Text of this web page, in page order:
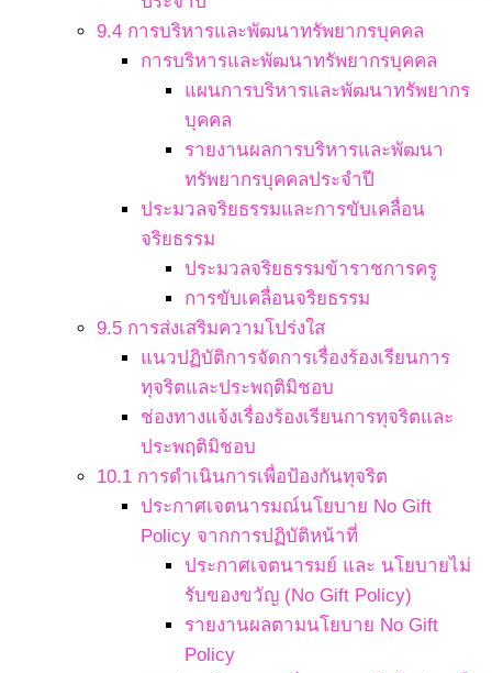
9.4 การบริหารและพัฒนาทรัพยากรบุคคล
การบริหารและพัฒนาทรัพยากรบุคคล
แผนการบริหารและพัฒนาทรัพยากร
บุคคล
รายงานผลการบริหารและพัฒนา
ทรัพยากรบุคคลประจำปี
ประมวลจริยธรรมและการขับเคลื่อน
จริยธรรม
ประมวลจริยธรรมข้าราชการครู
การขับเคลื่อนจริยธรรม
9.5 การส่งเสริมความโปร่งใส
แนวปฏิบัติการจัดการเรื่องร้องเรียนการ
ทุจริตและประพฤติมิชอบ
ช่องทางแจ้งเรื่องร้องเรียนการทุจริตและ
ประพฤติมิชอบ
10.1 การดำเนินการเพื่อป้องกันทุจริต
ประกาศเจตนารมณ์นโยบาย No Gift
Policy จากการปฏิบัติหน้าที่
ประกาศเจตนารมย์ และ นโยบายไม่
รับของขวัญ (No Gift Policy)
รายงานผลตามนโยบาย No Gift
Policy